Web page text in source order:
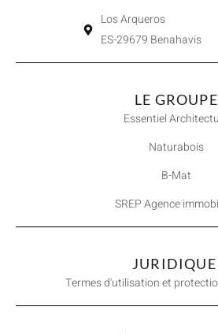
Los Arqueros
ES-29679 Benahavis
LE GROUPE
Essentiel
Naturabois
B-Mat
SREP Agence
JURIDIQUE
Termes d'utilisation et